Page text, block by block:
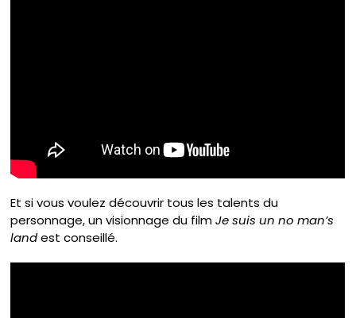
Et si vous voulez découvrir tous les talents du
personnage, un visionnage du filmJe suis un no man’s
landest conseillé.